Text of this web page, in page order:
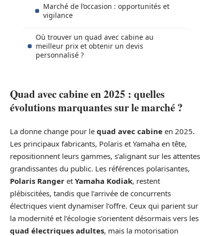
Marché de l’occasion : opportunités et
vigilance
Où trouver un quad avec cabine au
meilleur prix et obtenir un devis
personnalisé ?
Quad avec cabine en 2025 : quelles
évolutions marquantes sur le marché ?
La donne change pour le quad avec cabine en 2025.
Les principaux fabricants, Polaris et Yamaha en tête,
repositionnent leurs gammes, s’alignant sur les attentes
grandissantes du public. Les références polarisantes,
Polaris Ranger et Yamaha Kodiak, restent
plébiscitées, tandis que l’arrivée de concurrents
électriques vient dynamiser l’offre. Ceux qui parient sur
la modernité et l’écologie s’orientent désormais vers les
quad électriques adultes, mais la motorisation